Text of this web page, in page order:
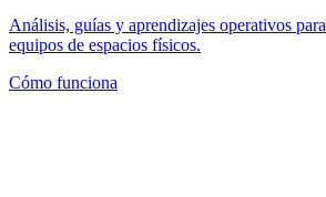
Análisis, guías y aprendizajes operativos para
equipos de espacios físicos.
Cómo funciona